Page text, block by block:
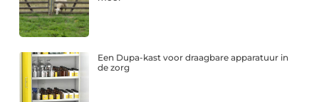
Een Dupa-kast voor draagbare apparatuur in
de zorg